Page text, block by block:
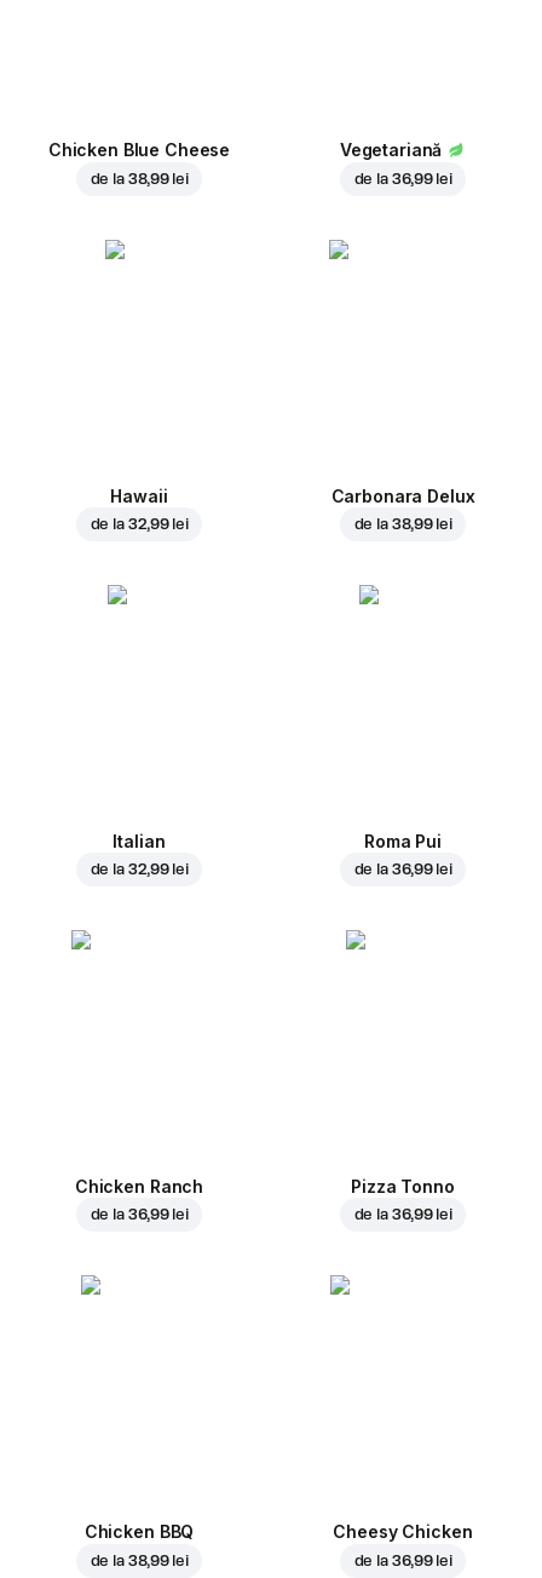
Chicken Blue Cheese
de la 38,99 lei
Vegetariană
de la 36,99 lei
Hawaii
de la 32,99 lei
Carbonara Delux
de la 38,99 lei
Italian
de la 32,99 lei
Roma Pui
de la 36,99 lei
Chicken Ranch
de la 36,99 lei
Pizza Tonno
de la 36,99 lei
Chicken BBQ
de la 38,99 lei
Cheesy Chicken
de la 36,99 lei